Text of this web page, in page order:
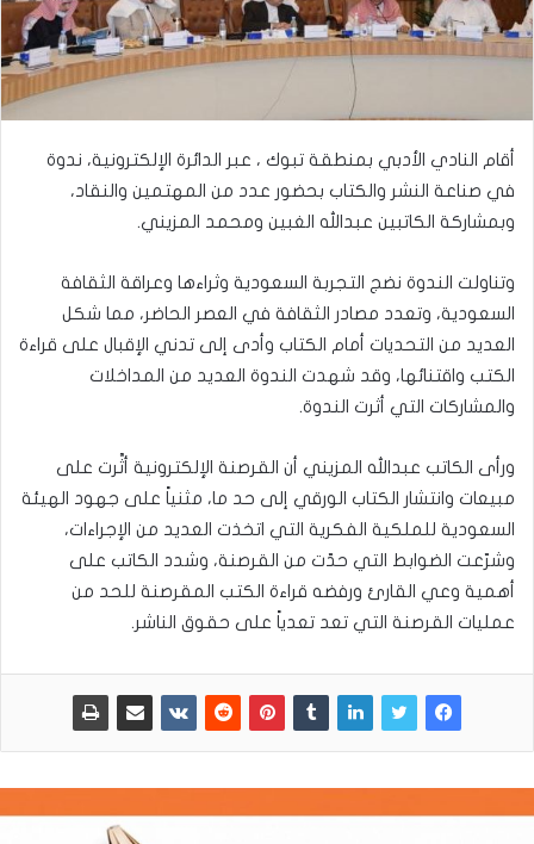
أقام النادي الأدبي بمنطقة تبوك ، عبر الدائرة الإلكترونية، ندوة
في صناعة النشر والكتاب بحضور عدد من المهتمين والنقاد،
وبمشاركة الكاتبين عبدالله الغبين ومحمد المزيني.
وتناولت الندوة نضج التجربة السعودية وثراءها وعراقة الثقافة
السعودية، وتعدد مصادر الثقافة في العصر الحاضر، مما شكل
العديد من التحديات أمام الكتاب وأدى إلى تدني الإقبال على قراءة
الكتب واقتنائها، وقد شهدت الندوة العديد من المداخلات
والمشاركات التي أثرت الندوة.
ورأى الكاتب عبدالله المزيني أن القرصنة الإلكترونية أثَّرت على
مبيعات وانتشار الكتاب الورقي إلى حد ما، مثنياً على جهود الهيئة
السعودية للملكية الفكرية التي اتخذت العديد من الإجراءات،
وشرّعت الضوابط التي حدّت من القرصنة، وشدد الكاتب على
أهمية وعي القارئ ورفضه قراءة الكتب المقرصنة للحد من
عمليات القرصنة التي تعد تعدياً على حقوق الناشر.